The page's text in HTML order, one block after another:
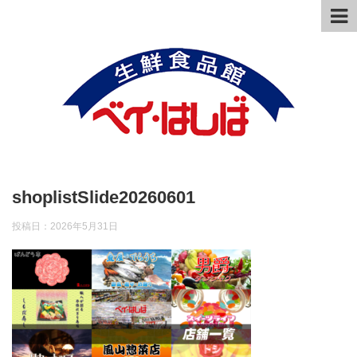
shoplistSlide20260601
投稿日： 2026年5月31日